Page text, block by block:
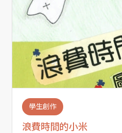
學生創作
浪費時間的小米